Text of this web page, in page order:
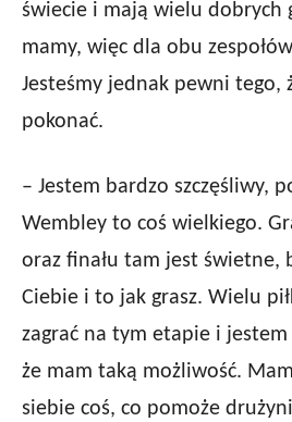
świecie i mają wielu dobrych
mamy, więc dla obu
Jesteśmy jednak pewni tego,
pokonać.
– Jestem bardzo szczęśliwy,
Wembley to coś wielkiego.
oraz finału tam jest świetne,
Ciebie i to jak grasz. Wielu
zagrać na tym etapie i jestem
że mam taką możliwość.
siebie coś, co pomoże